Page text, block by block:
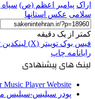
اراک پیامبر اعظم (ص) سپاه
سلامی عکس استانها
کمتر از یک دقیقه
فیس بوک توییتر (X) لینکدین
رایانامه چاپ
لینک های پیشنهادی
Music Player Website
پودر سیلیس-سیلیس